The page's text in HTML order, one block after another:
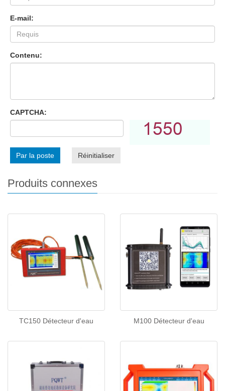
E-mail:
Contenu:
CAPTCHA:
Par la poste Réinitialiser
Produits connexes
TC150 Détecteur d'eau M100 Détecteur d'eau